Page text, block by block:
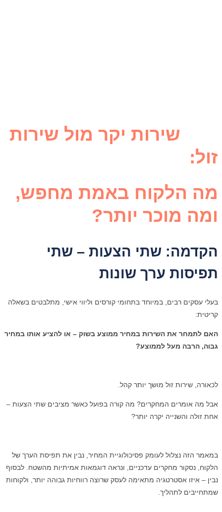
שירות יקר מול שירות
זול:
מה הלקוח באמת מחפש,
ומה מוכר יותר?
הקדמה: שתי הצעות – שתי
תפיסות ערך שונות
בעלי עסקים רבים, במיוחד בתחומי קורסים וליווי אישי, מתלבטים בשאלה
קריטית:
האם לתמחר את השירות במחיר ממוצע בשוק – או להציע אותו במחיר
גבוה, הרבה מעל לממוצע?
לכאורה, שירות זול מושך יותר קהל.
אבל מה אומרים המחקרים? מה קורה בפועל כאשר מציבים שתי הצעות –
אחת זולה והשנייה יקרה יותר?
במאמר הזה נצלול לעומק פסיכולוגיית המחיר, נבין את תפיסת הערך של
הלקוח, נסקור מחקרים עדכניים, ונראה דוגמאות אמיתיות מהשטח. לבסוף
נבין – איזו אסטרטגיה מתאימה לעסק שרוצה רווחיות גבוהה יותר, ולקוחות
שמתחייבים לתהליך.